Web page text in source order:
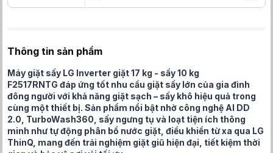
Thông tin sản phẩm
Máy giặt sấy LG Inverter giặt 17 kg - sấy 10 kg
F2517RNTG đáp ứng tốt nhu cầu giặt sấy lớn của gia đình
đông người với khả năng giặt sạch – sấy khô hiệu quả trong
cùng một thiết bị. Sản phẩm nổi bật nhờ công nghệ AI DD
2.0, TurboWash360, sấy ngưng tụ và loạt tiện ích thông
minh như tự động phân bổ nước giặt, điều khiển từ xa qua LG
ThinQ, mang đến trải nghiệm giặt giũ hiện đại, tiết kiệm thời